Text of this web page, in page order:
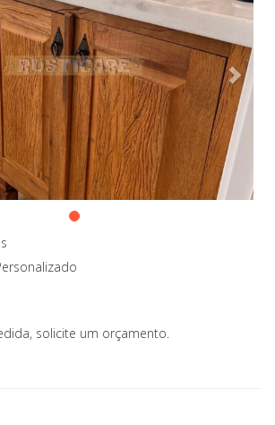
solicite um orçamento.